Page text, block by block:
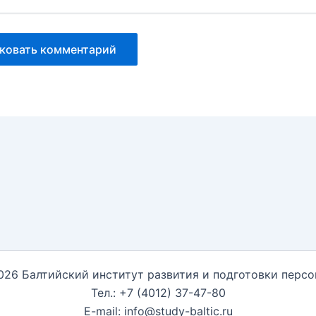
Балтийский институт развития и подготовки
Тел.: +7 (4012) 37-47-80
E-mail: info@study-baltic.ru